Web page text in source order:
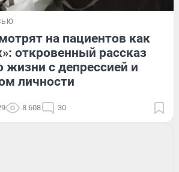
на пациентов как
откровенный рассказ
жизни с депрессией и
личности
8 608 30